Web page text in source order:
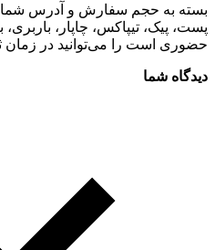
بسته به حجم سفارش و آدرس
پست، پیک، تیپاکس، چاپار، باربری،
حضوری است را می‌توانید در زمان
دیدگاه شما